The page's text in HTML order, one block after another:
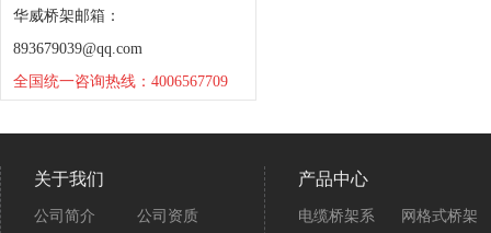
华威桥架邮箱：
893679039@qq.com
全国统一咨询热线：4006567709
关于我们
公司简介
公司资质
产品中心
电缆桥架系
网格式桥架